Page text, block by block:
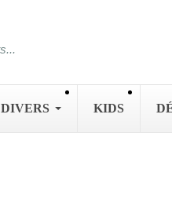
DIVERS KIDS